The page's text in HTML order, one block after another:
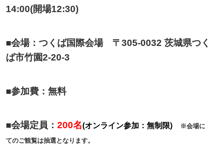
14:00(開場12:30)
■会場：つくば国際会場 〒305-0032 茨城県つく
ば市竹園2-20-3
■参加費：無料
■会場定員： 200名(オンライン参加：無制限)
※会場に
てのご観覧は抽選となります。